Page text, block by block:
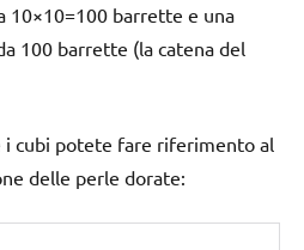
10×10=100 barrette e una
100 barrette (la catena del
i cubi potete fare riferimento al
delle perle dorate: